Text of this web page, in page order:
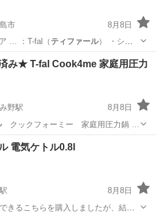
市
8月8日
… ：T-fal（ティファール） ・シリ
ティファール
み★ T-fal Cook4me 家庭用圧力
野駅
8月8日
クックフォーミー 家庭用圧力鍋 …
キッチン家電
電気ケトル0.8l
8月8日
きるこちらを購入しましたが、結局